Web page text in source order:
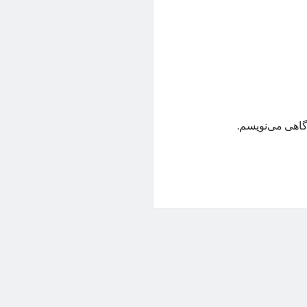
می‌نویسم.